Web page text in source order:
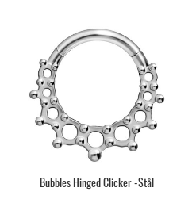
Bubbles Hinged Clicker -Stål